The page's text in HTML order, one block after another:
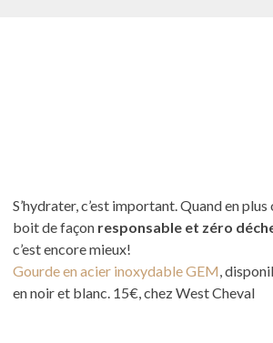
S’hydrater, c’est important. Quand en plus
boit de façon responsable et zéro
c’est encore mieux!
Gourde en acier inoxydable GEM,
en noir et blanc. 15€, chez West Cheval